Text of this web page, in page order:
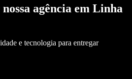
agência em Linha
e tecnologia para entregar